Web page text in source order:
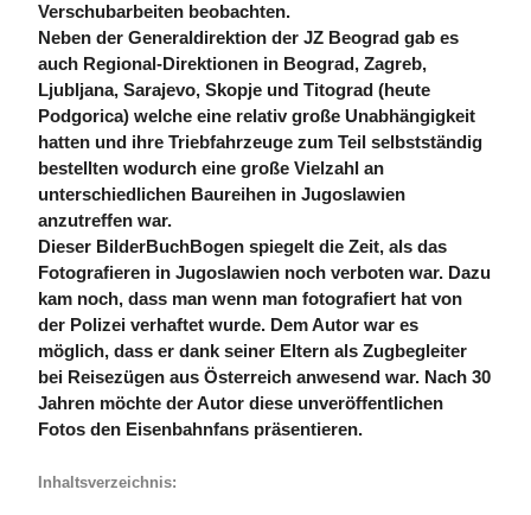
Verschubarbeiten beobachten.
Neben der Generaldirektion der JZ Beograd gab es
auch Regional-Direktionen in Beograd, Zagreb,
Ljubljana, Sarajevo, Skopje und Titograd (heute
Podgorica) welche eine relativ große Unabhängigkeit
hatten und ihre Triebfahrzeuge zum Teil selbstständig
bestellten wodurch eine große Vielzahl an
unterschiedlichen Baureihen in Jugoslawien
anzutreffen war.
Dieser BilderBuchBogen spiegelt die Zeit, als das
Fotografieren in Jugoslawien noch verboten war. Dazu
kam noch, dass man wenn man fotografiert hat von
der Polizei verhaftet wurde. Dem Autor war es
möglich, dass er dank seiner Eltern als Zugbegleiter
bei Reisezügen aus Österreich anwesend war. Nach 30
Jahren möchte der Autor diese unveröffentlichen
Fotos den Eisenbahnfans präsentieren.
Inhaltsverzeichnis: